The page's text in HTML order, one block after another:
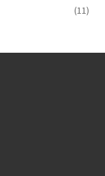
(11)